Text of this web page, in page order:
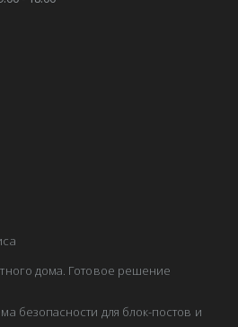
дома. Готовое решение
безопасности для блок-постов и